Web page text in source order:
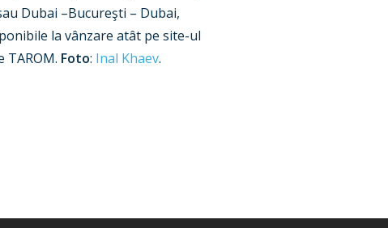
Dubai –Bucureşti – Dubai,
la vânzare atât pe site-ul
Foto: Inal Khaev.